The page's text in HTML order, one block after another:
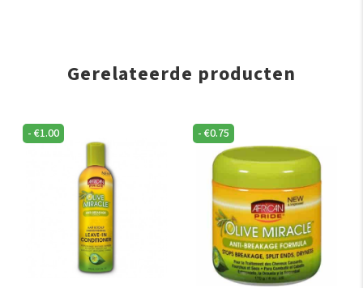
Gerelateerde producten
-€1.00 -€0.75